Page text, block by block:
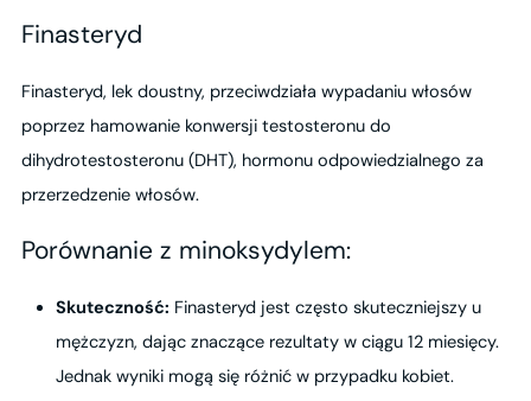
Finasteryd
Finasteryd, lek doustny, przeciwdziała wypadaniu włosów
poprzez hamowanie konwersji testosteronu do
dihydrotestosteronu (DHT), hormonu odpowiedzialnego za
przerzedzenie włosów.
Porównanie z minoksydylem:
Skuteczność: Finasteryd jest często skuteczniejszy u
mężczyzn, dając znaczące rezultaty w ciągu 12 miesięcy.
Jednak wyniki mogą się różnić w przypadku kobiet.